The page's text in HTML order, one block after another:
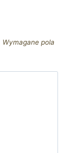
Wymagane pola